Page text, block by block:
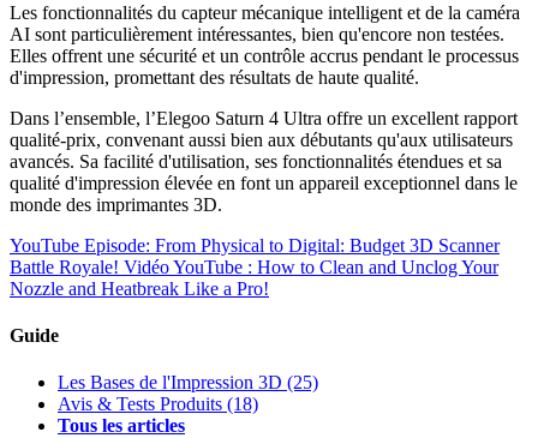
Les fonctionnalités du capteur mécanique intelligent et de la caméra
AI sont particulièrement intéressantes, bien qu'encore non testées.
Elles offrent une sécurité et un contrôle accrus pendant le processus
d'impression, promettant des résultats de haute qualité.
Dans l’ensemble, l’Elegoo Saturn 4 Ultra offre un excellent rapport
qualité-prix, convenant aussi bien aux débutants qu'aux utilisateurs
avancés. Sa facilité d'utilisation, ses fonctionnalités étendues et sa
qualité d'impression élevée en font un appareil exceptionnel dans le
monde des imprimantes 3D.
YouTube Episode: From Physical to Digital: Budget 3D Scanner
Battle Royale! Vidéo YouTube : How to Clean and Unclog Your
Nozzle and Heatbreak Like a Pro!
Guide
Les Bases de l'Impression 3D (25)
Avis & Tests Produits (18)
Tous les articles